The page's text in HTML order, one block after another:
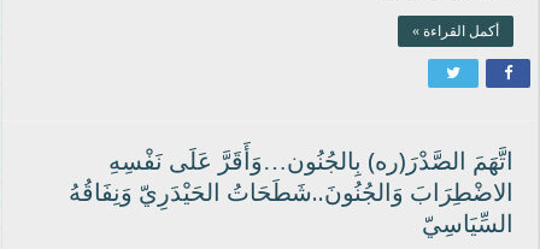
أكمل القراءة »
اتَّهَمَ الصَّدْرَ(ره) بِالجُنُون…وَأَقَرَّ عَلَى نَفْسِهِ
الاضْطِرَابَ وَالجُنُونَ..شَطَحَاتُ الحَيْدَرِيّ وَنِفَاقُهُ
السِّيَاسِيّ